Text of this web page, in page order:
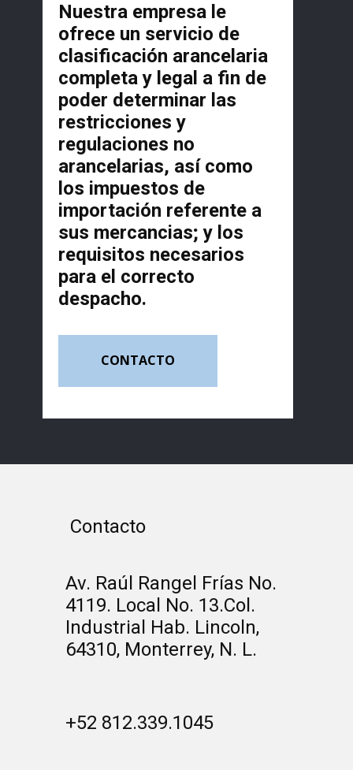
Nuestra empresa le
ofrece un servicio de
clasificación arancelaria
completa y legal a fin de
poder determinar las
restricciones y
regulaciones no
arancelarias, así como
los impuestos de
importación referente a
sus mercancias; y los
requisitos necesarios
para el correcto
despacho.
CONTACTO
Contacto
Av. Raúl Rangel Frías No.
4119. Local No. 13.Col.
Industrial Hab. Lincoln,
64310, Monterrey, N. L.
+52 812.339.1045